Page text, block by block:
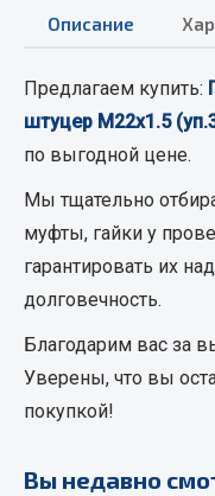
Camozzi
Адаптеры и
Тройники
Трубки, муфты, гайки
Фитинги
Описание
Предлагаем купить:
штуцер М22х1.5
по выгодной цене.
Мы тщательно
муфты, гайки у
гарантировать их
долговечность.
Благодарим вас за
Уверены, что вы
покупкой!
Вы недавно